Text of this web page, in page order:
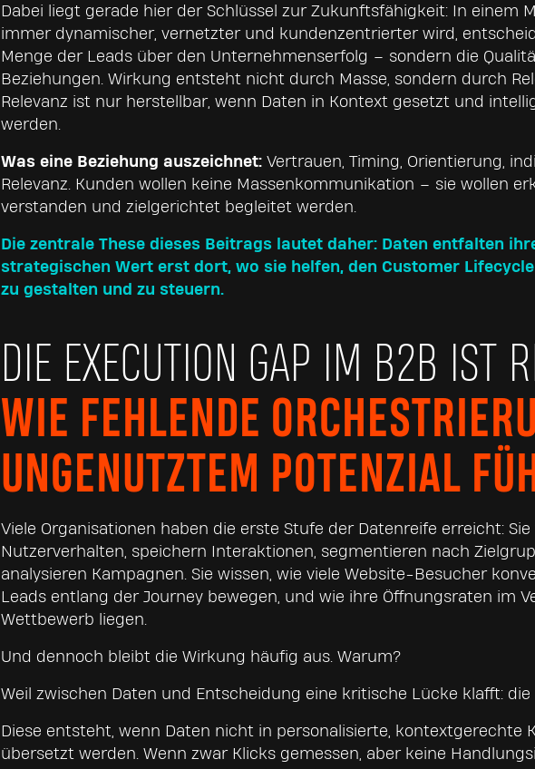
Dabei liegt gerade hier der Schlüssel zur Zukunftsfähigkeit: In einem
immer dynamischer, vernetzter und kundenzentrierter wird,
Menge der Leads über den Unternehmenserfolg – sondern die
Beziehungen. Wirkung entsteht nicht durch Masse, sondern durch
Relevanz ist nur herstellbar, wenn Daten in Kontext gesetzt und
werden.
Was eine Beziehung auszeichnet: Vertrauen, Timing, Orientierung,
Relevanz. Kunden wollen keine Massenkommunikation – sie wollen
verstanden und zielgerichtet begleitet werden.
Die zentrale These dieses Beitrags lautet daher: Daten entfalten
strategischen Wert erst dort, wo sie helfen, den Customer
zu gestalten und zu steuern.
DIE EXECUTION GAP IM B2B IST
WIE FEHLENDE
UNGENUTZTEM POTENZIAL
Viele Organisationen haben die erste Stufe der Datenreife erreicht:
Nutzerverhalten, speichern Interaktionen, segmentieren nach
analysieren Kampagnen. Sie wissen, wie viele Website-Besucher
Leads entlang der Journey bewegen, und wie ihre Öffnungsraten im
Wettbewerb liegen.
Und dennoch bleibt die Wirkung häufig aus. Warum?
Weil zwischen Daten und Entscheidung eine kritische Lücke klafft: die
Diese entsteht, wenn Daten nicht in personalisierte, kontextgerechte
übersetzt werden. Wenn zwar Klicks gemessen, aber keine